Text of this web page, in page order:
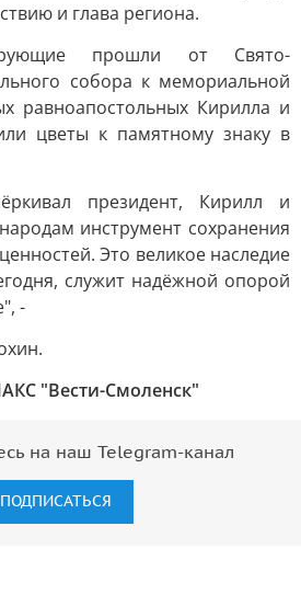
и глава региона.
прошли от Свято-
собора к мемориальной
равноапостольных Кирилла и
цветы к памятному знаку в
президент, Кирилл и
инструмент сохранения
Это великое наследие
служит надёжной опорой
-
"Вести-Смоленск"
на наш Telegram-канал
ПОДПИСАТЬСЯ